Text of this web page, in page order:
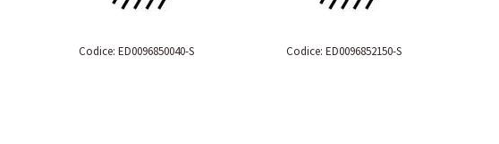
Codice: ED0096850040-S Codice: ED0096852150-S